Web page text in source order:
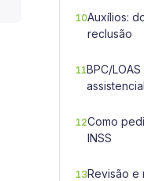
10Auxílios:
reclusão
11BPC/
assistencial
12Como
INSS
13Revisão e